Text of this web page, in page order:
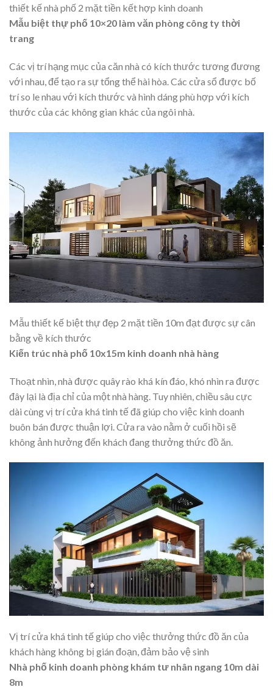
thiết kế nhà phố 2 mặt tiền kết hợp kinh doanh
Mẫu biệt thự phố 10×20 làm văn phòng công ty thời
trang
Các vị trí hạng mục của căn nhà có kích thước tương đương
với nhau, để tạo ra sự tổng thể hài hòa. Các cửa sổ được bố
trí so le nhau với kích thước và hình dáng phù hợp với kích
thước của các không gian khác của ngôi nhà.
Mẫu thiết kế biệt thự đẹp 2 mặt tiền 10m đạt được sự cân
bằng về kích thước
Kiến trúc nhà phố 10x15m kinh doanh nhà hàng
Thoạt nhìn, nhà được quây rào khá kín đáo, khó nhìn ra được
đây lại là địa chỉ của một nhà hàng. Tuy nhiên, chiều sâu cực
dài cùng vị trí cửa khá tinh tế đã giúp cho việc kinh doanh
buôn bán được thuận lợi. Cửa ra vào nằm ở cuối hồi sẽ
không ảnh hưởng đến khách đang thưởng thức đồ ăn.
Vị trí cửa khá tinh tế giúp cho việc thưởng thức đồ ăn của
khách hàng không bị gián đoạn, đảm bảo vệ sinh
Nhà phố kinh doanh phòng khám tư nhân ngang 10m dài
8m